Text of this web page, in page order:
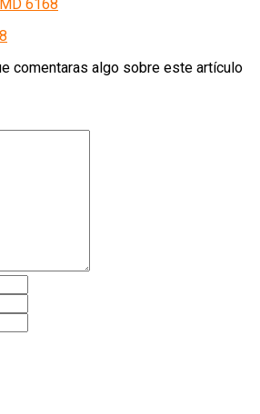
comentaras algo sobre este artículo